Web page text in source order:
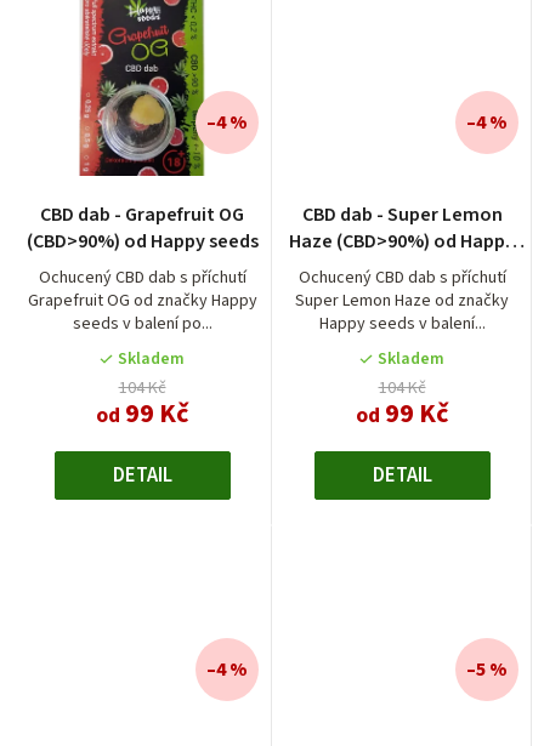
CBD dab - Grapefruit OG
(CBD>90%) od Happy seeds
Ochucený CBD dab s příchutí
Grapefruit OG od značky Happy
seeds v balení po...
hodnocení
produktu
je
1,0
z
5
hvězdiček.
Skladem
104 Kč
od 99 Kč
–4 %
DETAIL
CBD dab - Super Lemon
Haze (CBD>90%) od Happy
seeds
Ochucený CBD dab s příchutí
Super Lemon Haze od značky
Happy seeds v balení...
Skladem
104 Kč
od 99 Kč
–4 %
DETAIL
–4 % –5 %